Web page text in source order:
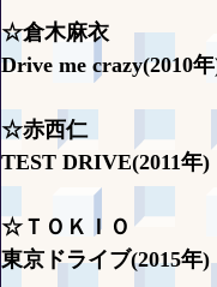
☆倉木麻衣
Drive me crazy(2010
☆赤西仁
TEST DRIVE(2011年)
☆ＴＯＫＩＯ
東京ドライブ(2015年)